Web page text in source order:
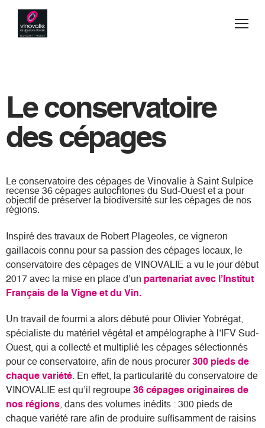
Secrets de fabrication
Esprit d'équipe
Visiter
Contact
Où nous trouver
Le conservatoire
des cépages
Le conservatoire des cépages de Vinovalie à Saint Sulpice
recense 36 cépages autochtones du Sud-Ouest et a pour
objectif de préserver la biodiversité sur les cépages de nos
régions.
Inspiré des travaux de Robert Plageoles, ce vigneron
gaillacois connu pour sa passion des cépages locaux, le
conservatoire des cépages de VINOVALIE a vu le jour début
2017 avec la mise en place d’un partenariat avec l’Institut
Français de la Vigne et du Vin.
Un travail de fourmi a alors débuté pour Olivier Yobrégat,
spécialiste du matériel végétal et ampélographe à l’IFV Sud-
Ouest, qui a collecté et multiplié les cépages sélectionnés
pour ce conservatoire, afin de nous procurer300 pieds de
chaque variété. En effet, la particularité du conservatoire de
VINOVALIE est qu’il regroupe 36 cépages originaires de
nos régions, dans des volumes inédits : 300 pieds de
chaque variété rare afin de produire suffisamment de raisins